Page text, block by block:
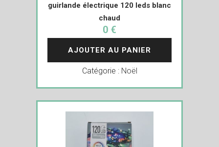
guirlande électrique 120 leds blanc
chaud
0 €
AJOUTER AU PANIER
Catégorie : Noël